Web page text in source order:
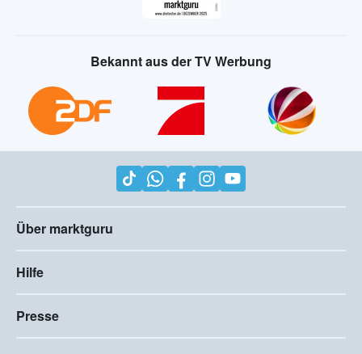
Bekannt aus der TV Werbung
Über marktguru
Hilfe
Presse